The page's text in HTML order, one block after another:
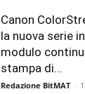
Canon
la nuova serie
modulo
stampa di...
Redazione BitMAT -